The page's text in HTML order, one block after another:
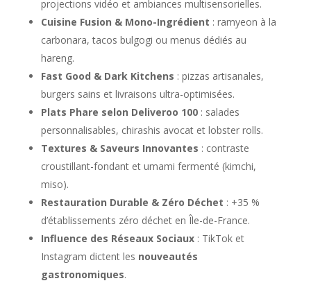
projections vidéo et ambiances multisensorielles.
Cuisine Fusion & Mono-Ingrédient : ramyeon à la
carbonara, tacos bulgogi ou menus dédiés au
hareng.
Fast Good & Dark Kitchens : pizzas artisanales,
burgers sains et livraisons ultra-optimisées.
Plats Phare selon Deliveroo 100: salades
personnalisables, chirashis avocat et lobster rolls.
Textures & Saveurs Innovantes : contraste
croustillant-fondant et umami fermenté (kimchi,
miso).
Restauration Durable & Zéro Déchet : +35 %
d’établissements zéro déchet en Île-de-France.
Influence des Réseaux Sociaux: TikTok et
Instagram dictent les nouveautés
gastronomiques.